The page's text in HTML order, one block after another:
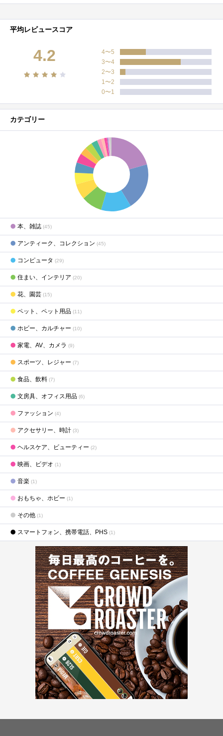
平均レビュースコア
4.2
4〜5
3〜4
2〜3
1〜2
0〜1
カテゴリー
本、雑誌 (45)
アンティーク、コレクション (45)
コンピュータ (29)
住まい、インテリア (20)
花、園芸 (15)
ペット、ペット用品 (11)
ホビー、カルチャー (10)
家電、AV、カメラ (9)
スポーツ、レジャー (7)
食品、飲料 (7)
文房具、オフィス用品 (6)
ファッション (4)
アクセサリー、時計 (3)
ヘルスケア、ビューティー (2)
映画、ビデオ (1)
音楽 (1)
おもちゃ、ホビー (1)
その他 (1)
スマートフォン、携帯電話、PHS (1)